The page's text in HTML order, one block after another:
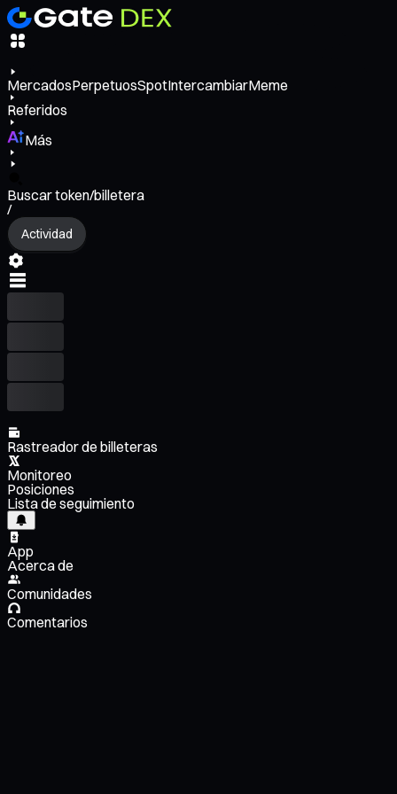
MercadosPerpetuosSpotIntercambiarMeme
Referidos
Más
Buscar token/billetera
/
Actividad
Rastreador de billeteras
Monitoreo
Posiciones
Lista de seguimiento
App
Acerca de
Comunidades
Comentarios